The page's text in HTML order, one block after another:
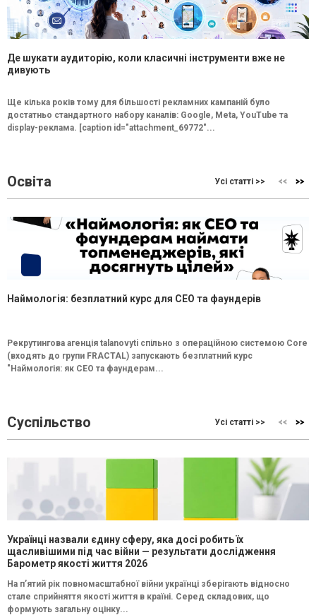
Де шукати аудиторію, коли класичні інструменти вже не
дивують
Ще кілька років тому для більшості рекламних кампаній було
достатньо стандартного набору каналів: Google, Meta, YouTube та
display-реклама. [caption id="attachment_69772"...
Освіта Усі статті >>
Наймологія: безплатний курс для CEO та фаундерів
Рекрутингова агенція talanovyti спільно з операційною системою Core
(входять до групи FRACTAL) запускають безплатний курс
"Наймологія: як СEO та фаундерам...
Суспільство Усі статті >>
Українці назвали єдину сферу, яка досі робить їх
щасливішими під час війни — результати дослідження
Барометр якості життя 2026
На п’ятий рік повномасштабної війни українці зберігають відносно
стале сприйняття якості життя в країні. Серед складових, що
формують загальну оцінку...